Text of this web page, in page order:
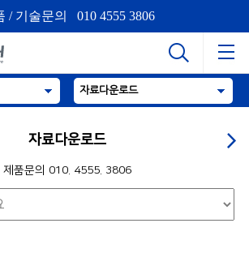
/ 기술문의 010 4555 3806
자료다운로드
자료다운로드
제품문의 010. 4555. 3806